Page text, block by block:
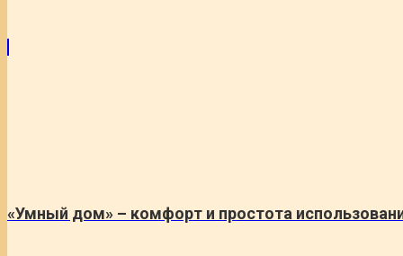
«Умный дом» – комфорт и простота